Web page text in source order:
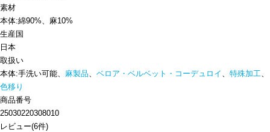
素材
本体:綿90%、麻10%
生産国
日本
取扱い
本体:手洗い可能、 麻製品、 ベロア・ベルベット・コーデュロイ 、 特殊加工、
色移り
商品番号
25030220308010
レビュー(6件)